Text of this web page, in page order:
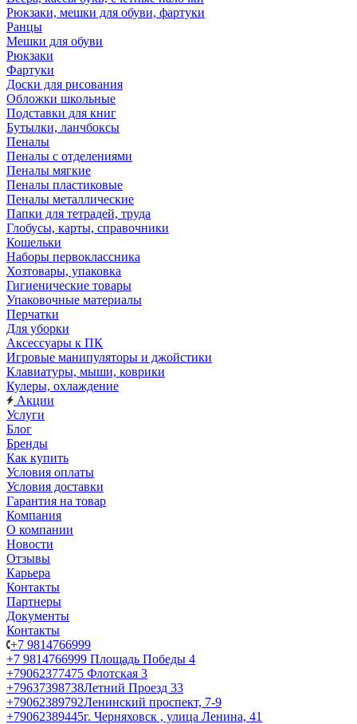
Рюкзаки, мешки для обуви, фартуки
Ранцы
Мешки для обуви
Рюкзаки
Фартуки
Доски для рисования
Обложки школьные
Подставки для книг
Бутылки, ланчбоксы
Пеналы
Пеналы с отделениями
Пеналы мягкие
Пеналы пластиковые
Пеналы металлические
Папки для тетрадей, труда
Глобусы, карты, справочники
Кошельки
Наборы первоклассника
Хозтовары, упаковка
Гигиенические товары
Упаковочные материалы
Перчатки
Для уборки
Аксессуары к ПК
Игровые манипуляторы и джойстики
Клавиатуры, мыши, коврики
Кулеры, охлаждение
Акции
Услуги
Блог
Бренды
Как купить
Условия оплаты
Условия доставки
Гарантия на товар
Компания
О компании
Новости
Отзывы
Карьера
Контакты
Партнеры
Документы
Контакты
+7 9814766999
+7 9814766999 Площадь Победы 4
+79062377475 Флотская 3
+79637398738Летний Проезд 33
+79062389792Ленинский проспект, 7-9
+79062389445г. Черняховск , улица Ленина, 41